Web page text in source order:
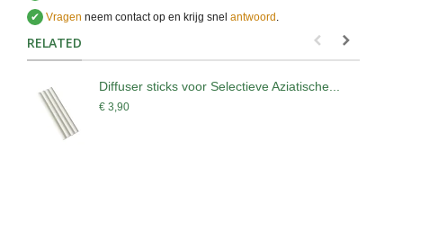
✔ Vragen neem contact op en krijg snel antwoord ..
RELATED
Diffuser sticks voor Selectieve Aziatische...
€ 3,90